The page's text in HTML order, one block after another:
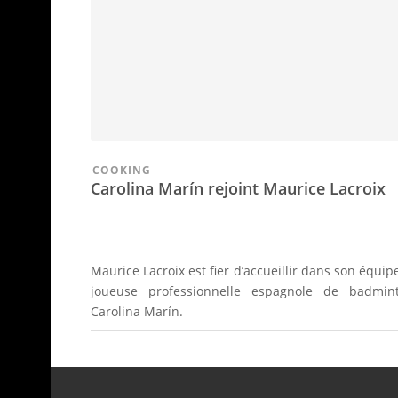
COOKING
Carolina Marín rejoint Maurice Lacroix
Maurice Lacroix est fier d’accueillir dans son
joueuse professionnelle espagnole de
Carolina Marín.